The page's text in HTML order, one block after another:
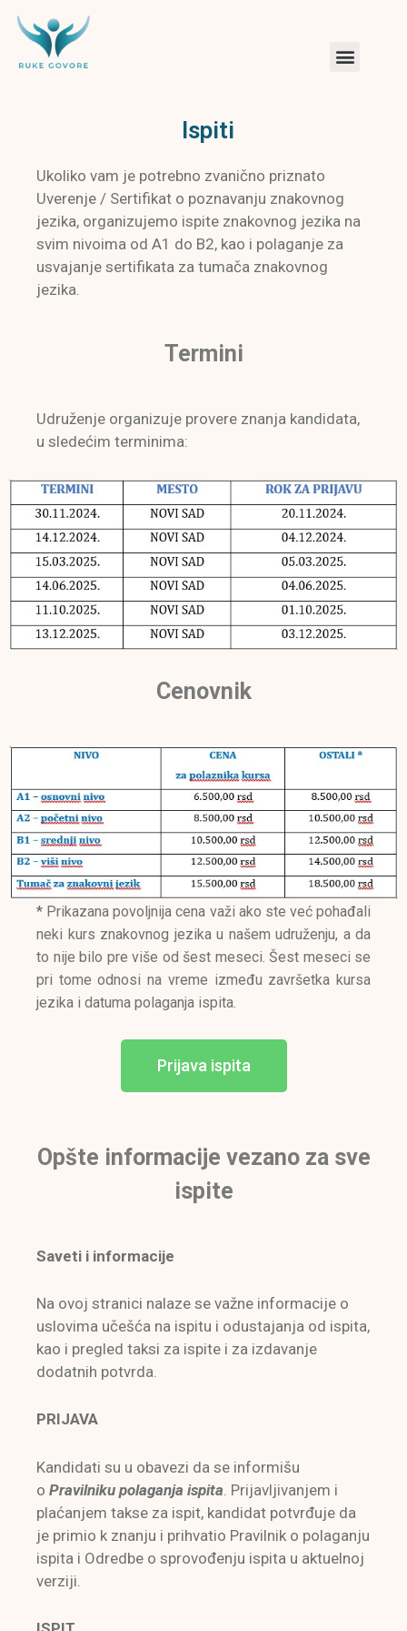
Ispiti
Ukoliko vam je potrebno zvanično priznato
Uverenje / Sertifikat o poznavanju znakovnog
jezika, organizujemo ispite znakovnog jezika na
svim nivoima od A1 do B2, kao i polaganje za
usvajanje sertifikata za tumača znakovnog
jezika.
Termini
Udruženje organizuje provere znanja kandidata,
u sledećim terminima:
Cenovnik
* Prikazana povoljnija cena važi ako ste već pohađali
neki kurs znakovnog jezika u našem udruženju, a da
to nije bilo pre više od šest meseci. Šest meseci se
pri tome odnosi na vreme između završetka kursa
jezika i datuma polaganja ispita.
Prijava ispita
Opšte informacije vezano za sve
ispite
Saveti i informacije
Na ovoj stranici nalaze se važne informacije o
uslovima učešća na ispitu i odustajanja od ispita,
kao i pregled taksi za ispite i za izdavanje
dodatnih potvrda.
PRIJAVA
Kandidati su u obavezi da se informišu
o Pravilniku polaganja ispita . Prijavljivanjem i
plaćanjem takse za ispit, kandidat potvrđuje da
je primio k znanju i prihvatio Pravilnik o polaganju
ispita i Odredbe o sprovođenju ispita u aktuelnoj
verziji.